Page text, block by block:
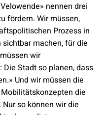
nennen drei
fördern. Wir müssen,
Prozess in
sichtbar machen, für die
wir
Stadt so planen, dass
Und wir müssen die
die
so können wir die